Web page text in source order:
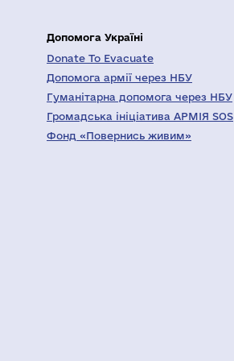
Допомога Україні
Donate To Evacuate
Допомога армії через НБУ
Гуманітарна допомога через НБУ
Громадська ініціатива АРМІЯ SOS
Фонд «Повернись живим»